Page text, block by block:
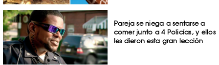
Pareja se niega a sentarse a
comer junto a 4 Policías, y ellos
les dieron esta gran lección